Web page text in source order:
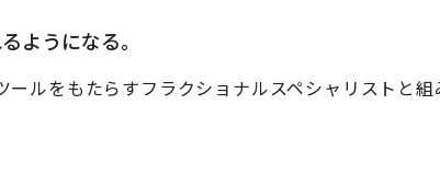
ようになる。
ルをもたらすフラクショナルスペシャリストと組